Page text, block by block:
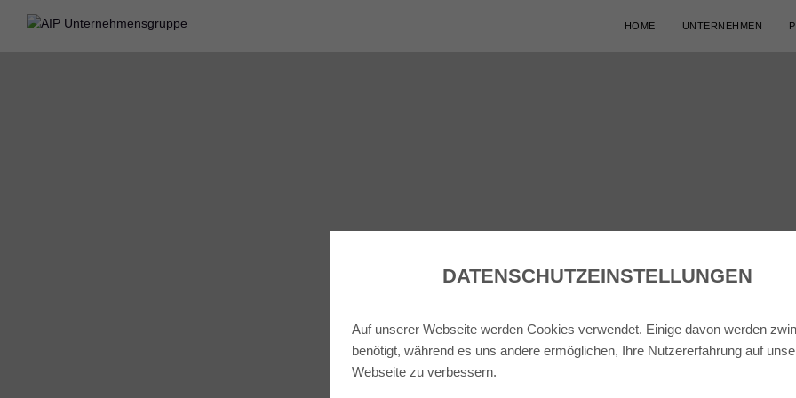
HOME UNTERNEHMEN
DATENSCHUTZ­EINSTELLUNGEN
Auf unserer Webseite werden Cookies verwendet. Einige davon werden
benötigt, während es uns andere ermöglichen, Ihre Nutzererfahrung auf
Webseite zu verbessern.